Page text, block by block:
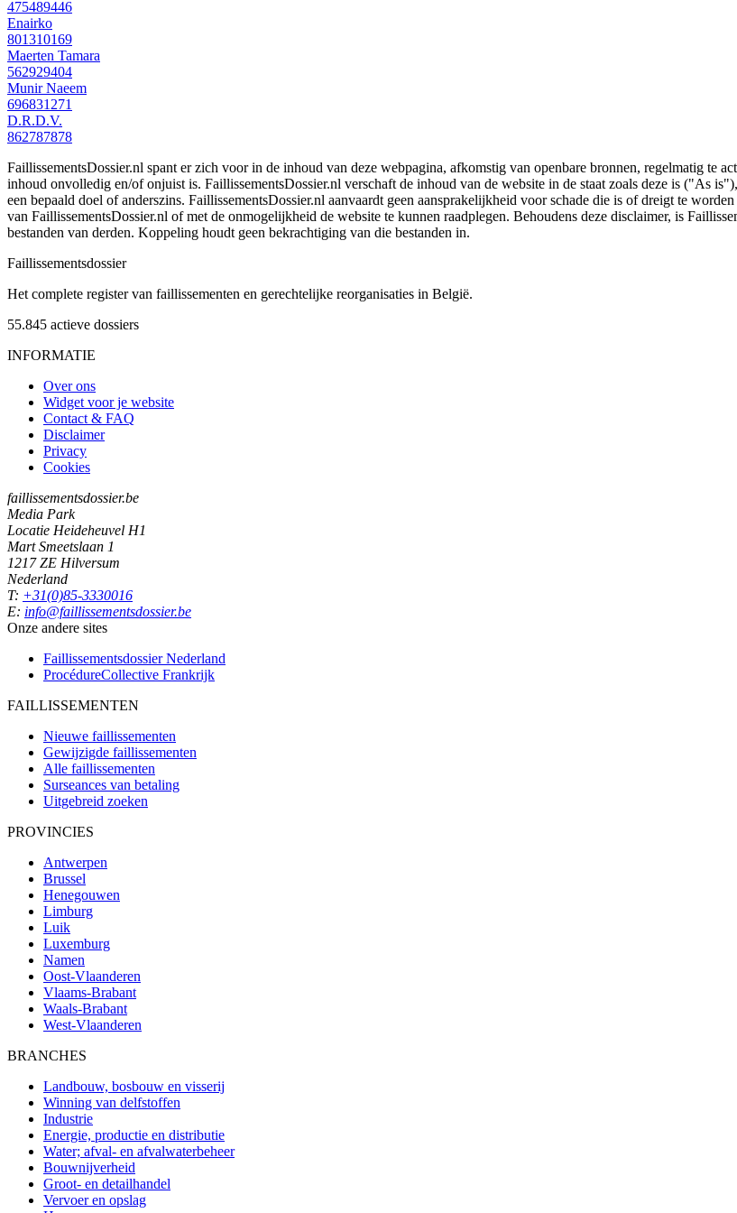
475489446
Enairko
801310169
Maerten Tamara
562929404
Munir Naeem
696831271
D.R.D.V.
862787878
FaillissementsDossier.nl spant er zich voor in de inhoud van deze webpagina, afkomstig van openbare bronnen, regelmatig te
inhoud onvolledig en/of onjuist is. FaillissementsDossier.nl verschaft de inhoud van de website in de staat zoals deze is ("As
een bepaald doel of anderszins. FaillissementsDossier.nl aanvaardt geen aansprakelijkheid voor schade die is of dreigt te
van FaillissementsDossier.nl of met de onmogelijkheid de website te kunnen raadplegen. Behoudens deze disclaimer, is
bestanden van derden. Koppeling houdt geen bekrachtiging van die bestanden in.
Faillissementsdossier
Het complete register van faillissementen en gerechtelijke reorganisaties in België.
55.845 actieve dossiers
INFORMATIE
Over ons
Widget voor je website
Contact & FAQ
Disclaimer
Privacy
Cookies
faillissementsdossier.be
Media Park
Locatie Heideheuvel H1
Mart Smeetslaan 1
1217 ZE Hilversum
Nederland
T: +31(0)85-3330016
E: info@faillissementsdossier.be
Onze andere sites
Faillissementsdossier Nederland
ProcédureCollective Frankrijk
FAILLISSEMENTEN
Nieuwe faillissementen
Gewijzigde faillissementen
Alle faillissementen
Surseances van betaling
Uitgebreid zoeken
PROVINCIES
Antwerpen
Brussel
Henegouwen
Limburg
Luik
Luxemburg
Namen
Oost-Vlaanderen
Vlaams-Brabant
Waals-Brabant
West-Vlaanderen
BRANCHES
Landbouw, bosbouw en visserij
Winning van delfstoffen
Industrie
Energie, productie en distributie
Water; afval- en afvalwaterbeheer
Bouwnijverheid
Groot- en detailhandel
Vervoer en opslag